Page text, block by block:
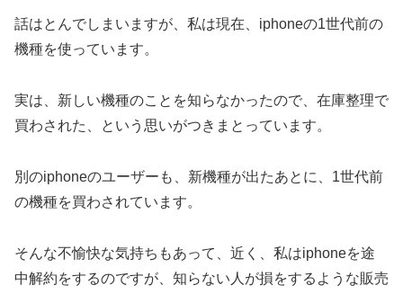
話はとんでしまいますが、私は現在、iphoneの1世代前の
機種を使っています。
実は、新しい機種のことを知らなかったので、在庫整理で
買わされた、という思いがつきまとっています。
別のiphoneのユーザーも、新機種が出たあとに、1世代前
の機種を買わされています。
そんな不愉快な気持ちもあって、近く、私はiphoneを途
中解約をするのですが、知らない人が損をするような販売